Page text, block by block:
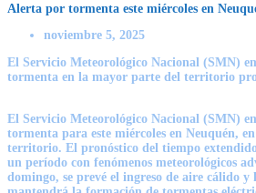
Alerta por tormenta este miércoles en
noviembre 5, 2025
El Servicio Meteorológico Nacional (SMN)
tormenta en la mayor parte del territorio
El Servicio Meteorológico Nacional (SMN)
tormenta para este miércoles en Neuquén,
territorio. El pronóstico del tiempo
un período con fenómenos meteorológicos
domingo, se prevé el ingreso de aire cálido y